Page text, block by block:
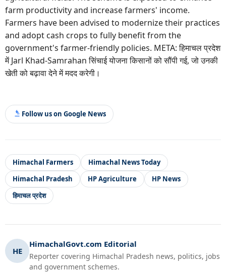
farm productivity and increase farmers' income.
Farmers have been advised to modernize their practices
and adopt cash crops to fully benefit from the
government's farmer-friendly policies. META: हिमाचल प्रदेश
में Jarl Khad-Samrahan सिंचाई योजना किसानों को सौंपी गई, जो उनकी
खेती को बढ़ावा देने में मदद करेगी।
Follow us on Google News
Himachal Farmers
Himachal News Today
Himachal Pradesh
HP Agriculture
HP News
हिमाचल प्रदेश
HE
HimachalGovt.com Editorial
Reporter covering Himachal Pradesh news, politics, jobs
and government schemes.